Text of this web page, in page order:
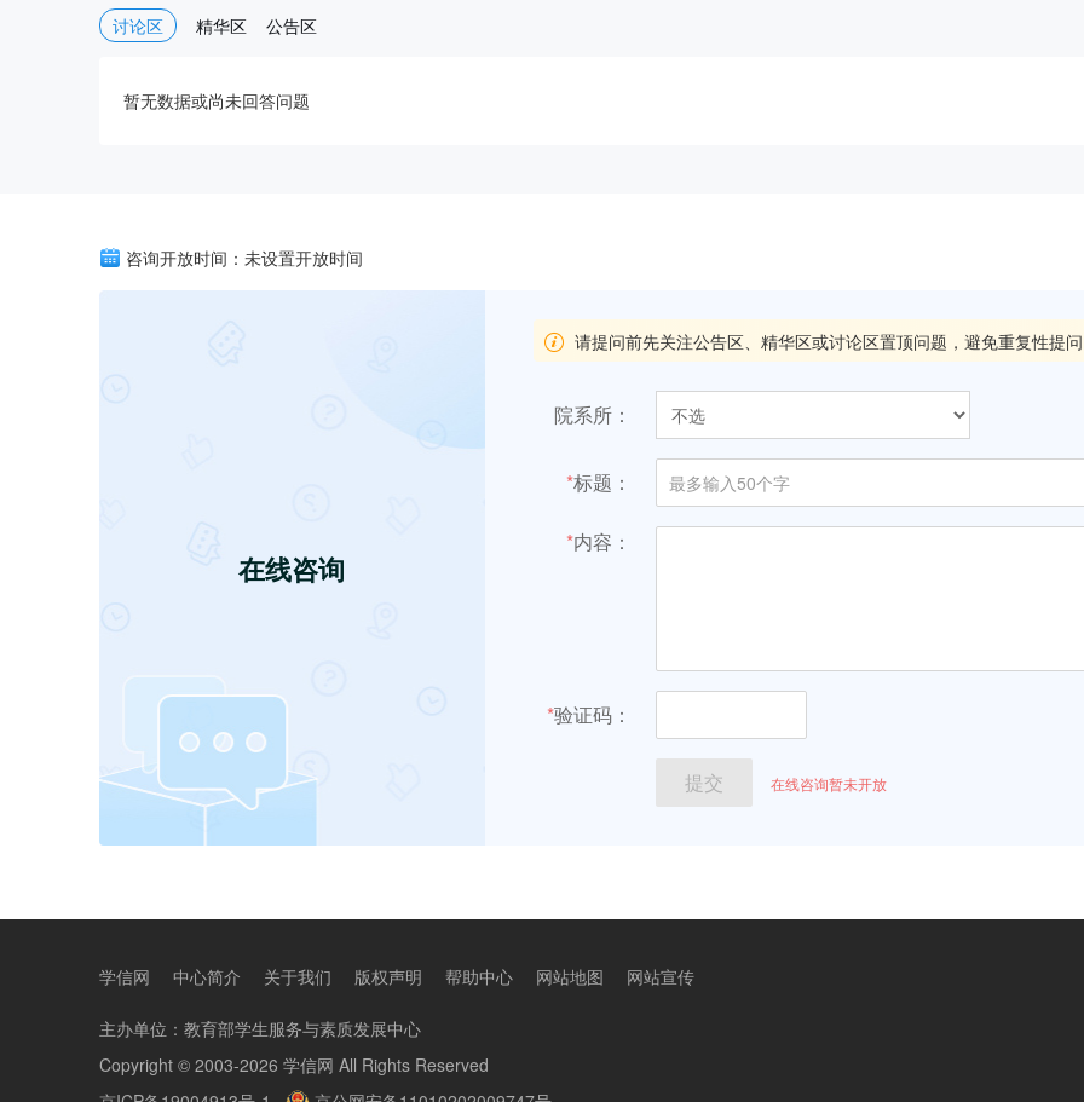
讨论区 精华区 公告区
暂无数据或尚未回答问题
咨询开放时间：未设置开放时间
学信网 中心简介 关于我们 版权声明 帮助中心 网站地图 网站宣传
主办单位： 教育部学生服务与素质发展中心
Copyright © 2003-2026 学信网 All Rights Reserved